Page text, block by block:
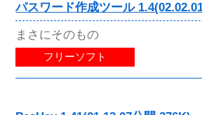
パスワード作成ツール
まさにそのもの
フリーソフト